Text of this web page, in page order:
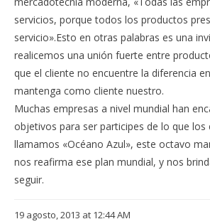
servicios, porque todos los productos
servicio».Esto en otras palabras es una
realicemos una unión fuerte entre
que el cliente no encuentre la diferencia
mantenga como cliente nuestro.
Muchas empresas a nivel mundial han
objetivos para ser participes de lo que los
llamamos «Océano Azul», este octavo
nos reafirma ese plan mundial, y nos
seguir.
19 agosto, 2013 at 12:44 AM